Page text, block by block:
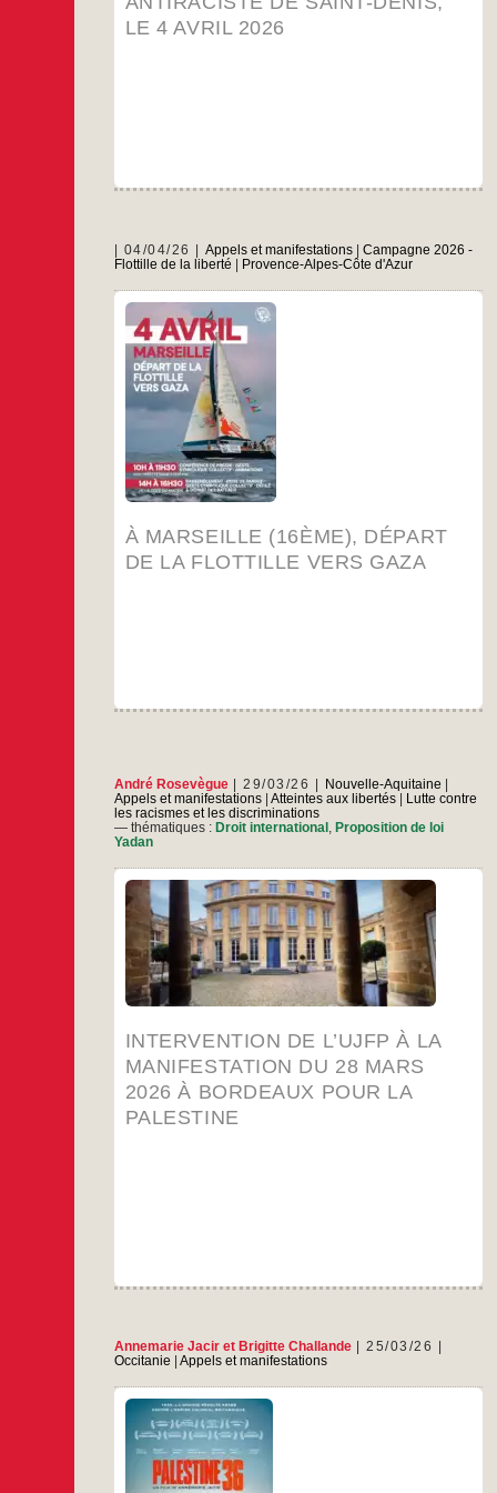
LE 4 AVRIL 2026
2026
04/04/26 Appels et manifestations |Campagne 2026 -
Flottille de la liberté
Provence-Alpes-Côte d'Azur
À MARSEILLE (16ÈME), DÉPART
DE LA FLOTTILLE VERS GAZA
Depuis des mois, un nouveau départ d’une
flottille destinée à rompre le blocus autour de
Gaza se prépare. Et une partie de cette flottille,
dont les deux voiliers français, part de Marseille
ce samedi 4 avril. Ces deux bateaux français
transporteront comme à l’automne dernier, des
À
Marseille
(16ème),
départ
de
la
flottille
vers
Gaza
André Rosevègue 29/03/26 Nouvelle-Aquitaine
Appels et manifestations| Atteintes aux libertés|
Lutte contre
les racismes et les discriminations
— thématiques : Droit international
Proposition de loi
Yadan
INTERVENTION DE L’UJFP À LA
MANIFESTATION DU 28 MARS
2026 À BORDEAUX POUR LA
PALESTINE
J’interviens ici au nom de l’Union Juive
Française pour la Paix Je ne peux dans le
temps imparti développer pourquoi Francesca
Albanese, la rapporteure spéciale de l’ONU
pour la Palestine, a raison d’accuser de
nombreux États, dont la France, d’être
coupables de participer directement et
indirectement au régime d’apartheid en
…
Intervention
de
l’UJFP
à
la
manifestation
Palestine
Annemarie Jaciret Brigitte Challande
25/03/26
Occitanie
Appels et manifestations
Un film d’Annemarie Jacir, 1h59. Palestine,
1936. La grande révolte arabe, destinée à faire
émerger un État indépendant, se prépare alors
que le territoire est sous mandat britannique.